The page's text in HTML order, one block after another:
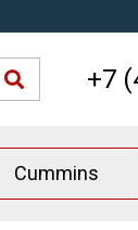
+7
Cummins